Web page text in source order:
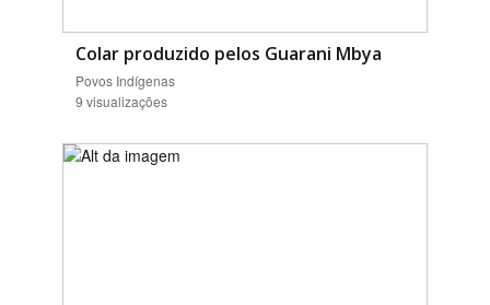
Colar produzido pelos Guarani Mbya
Povos Indígenas
9 visualizações